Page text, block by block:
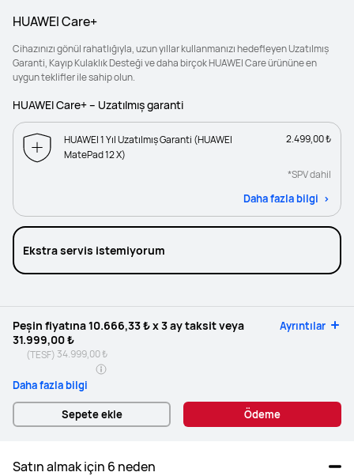
HUAWEI Care+
Cihazınızı gönül rahatlığıyla, uzun yıllar kullanmanızı hedefleyen Uzatılmış
Garanti, Kayıp Kulaklık Desteği ve daha birçok HUAWEI Care ürününe en
uygun teklifler ile sahip olun.
HUAWEI Care+ – Uzatılmış garanti
HUAWEI 1 Yıl Uzatılmış Garanti (HUAWEI
MatePad 12 X)
2.499,00 ₺
*SPV dahil
Daha fazla bilgi
Ekstra servis istemiyorum
Peşin fiyatına10.666,33 ₺
x 3 ay taksit veya
31.999,00 ₺
Ayrıntılar
(TESF) 34.999,00 ₺
Daha fazla bilgi
Sepete ekle Ödeme
Satın almak için 6 neden